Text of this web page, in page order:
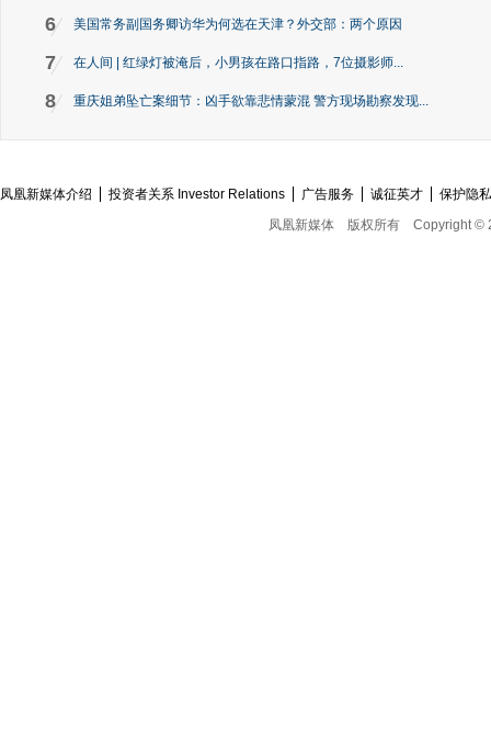
6 美国常务副国务卿访华为何选在天津？外交部：两个原因
7 在人间 | 红绿灯被淹后，小男孩在路口指路，7位摄影师...
8 重庆姐弟坠亡案细节：凶手欲靠悲情蒙混 警方现场勘察发现...
凤凰新媒体介绍 投资者关系 Investor Relations 广告服务 诚征英才
保护隐
凤凰新媒体
版权所有 Copyright ©